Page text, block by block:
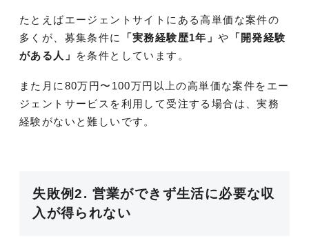
たとえばエージェントサイトにある高単価な案件の
多くが、募集条件に
「実務経験歴1年」や 「開発経験
がある人」
を条件としています。
また月に80万円〜100万円以上の高単価な案件をエー
ジェントサービスを利用して受注する場合は、実務
経験がないと難しいです。
失敗例2. 営業ができず生活に必要な収
入が得られない